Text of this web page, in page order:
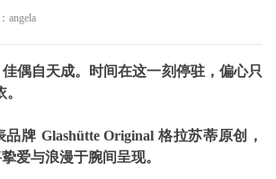
angela
自天成。时间在这一刻停驻，偏心只
Glashütte Original 格拉苏蒂原创，
爱与浪漫于腕间呈现。